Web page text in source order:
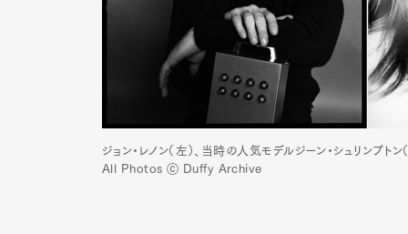
ジョン・レノン（左）、当時の人気モデルジーン・シュリンプト
All Photos ⓒ Duffy Archive